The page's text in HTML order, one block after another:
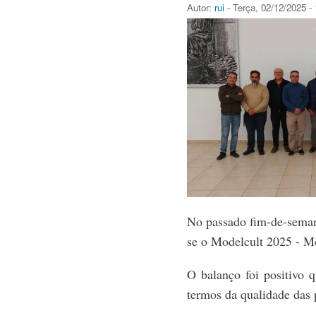
Autor: rui - Terça, 02/12/2025 -
No passado fim-de-
se o Modelcult 2025 -
O balanço foi positivo
termos da qualidade das